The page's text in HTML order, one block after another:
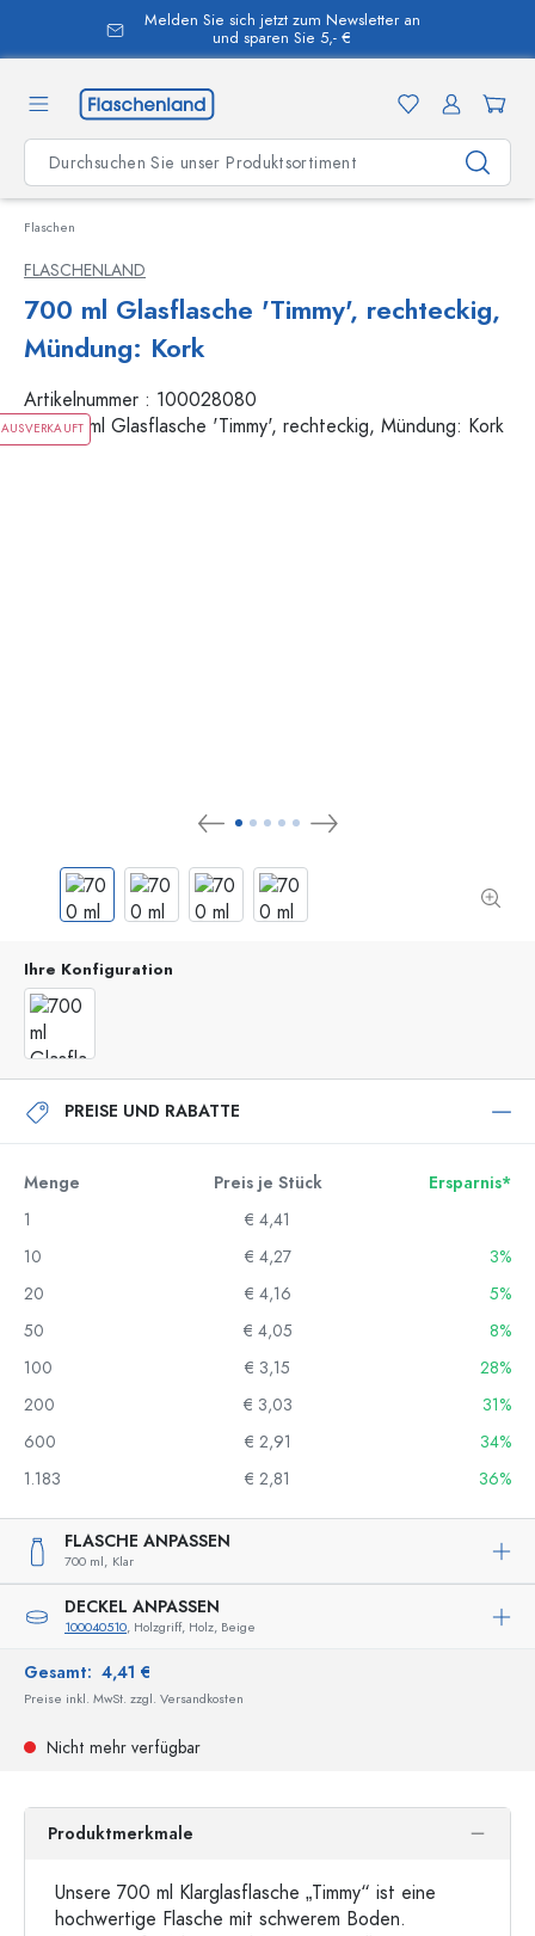
springen
Melden Sie sich jetzt zum Newsletter an
und sparen Sie 5,- €
Flaschen
FLASCHENLAND
700 ml Glasflasche 'Timmy', rechteckig,
Mündung: Kork
Artikelnummer : 100028080
AUSVERKAUFT
Ihre Konfiguration
PREISE UND RABATTE
Menge Preis je Stück
Ersparnis*
1
€ 4,41
10
€ 4,27
3%
20
€ 4,16
5%
50
€ 4,05
8%
100
€ 3,15
28%
200
€ 3,03
31%
600
€ 2,91
34%
1.183
€ 2,81 36%
FLASCHE ANPASSEN
700 ml, Klar
DECKEL ANPASSEN
100040510, Holzgriff, Holz, Beige
Gesamt: 4,41 €
Preise inkl. MwSt. zzgl. Versandkosten
Nicht mehr verfügbar
Produktmerkmale
Unsere 700 ml Klarglasflasche „Timmy“ ist eine
hochwertige Flasche mit schwerem Boden.